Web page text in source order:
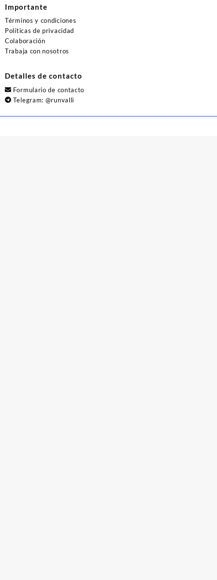
Importante
Términos y condiciones
Políticas de privacidad
Colaboración
Trabaja con nosotros
Detalles de contacto
Formulario de contacto
Telegram: @runvalli